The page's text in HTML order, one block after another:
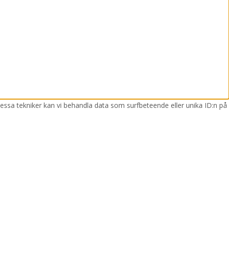
tekniker kan vi behandla data som surfbeteende eller unika ID:n på